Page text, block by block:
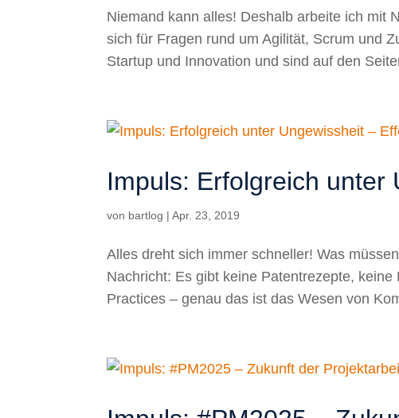
Niemand kann alles! Deshalb arbeite ich mit
sich für Fragen rund um Agilität, Scrum und
Startup und Innovation und sind auf den
Impuls: Erfolgreich unter
von bartlog |Apr. 23, 2019
Alles dreht sich immer schneller! Was
Nachricht: Es gibt keine Patentrezepte,
Practices – genau das ist das Wesen von